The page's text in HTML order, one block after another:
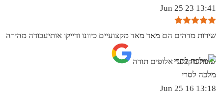
13:41 23 Jun 25
שירות מדהים הם מאד מאד מקצועיים כיוונו ודייקו אותיעבודה מהירה
שרות מקצועי אלופים תודה
מלכה לסרי
13:18 16 Jun 25